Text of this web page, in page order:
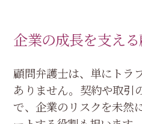
企業の成長を支え
顧問弁護士は、単にトラ
ありません。契約や取引
で、企業のリスクを未然